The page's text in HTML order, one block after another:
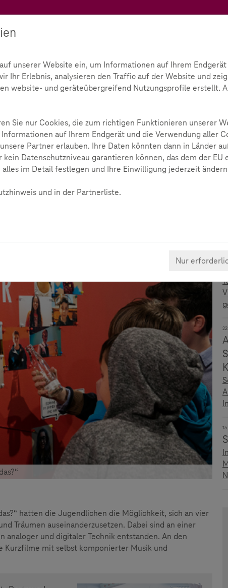
2016 Jugendamt Dortmund
der Martin-Luther-King-Gesamtschule und der
auf die Beine gestellt, das die Jugendlichen in ihrem
hatten die Jugendlichen die Möglichkeit, sich an vier
Träumen auseinanderzusetzen. Dabei sind an einer
und digitaler Technik entstanden. An den
mit selbst komponierter Musik und
unserer Website ein, um Informationen auf Ihrem Endgerät
Ihr Erlebnis, analysieren den Traffic auf der Website und
website- und geräteübergreifend Nutzungsprofile erstellt.
Sie nur Cookies, die zum richtigen Funktionieren unserer
auf Ihrem Endgerät und die Verwendung aller
Partner erlauben. Ihre Daten könnten dann in Länder
Datenschutzniveau garantieren können, das dem der
alles im Detail festlegen und Ihre Einwilligung jederzeit
und in der Partnerliste.
Nur